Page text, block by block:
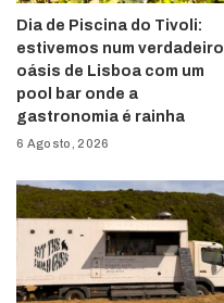
Dia de Piscina do Tivoli:
estivemos num verdadeiro
oásis de Lisboa com um
pool bar onde a
gastronomia é rainha
6 Agosto, 2026